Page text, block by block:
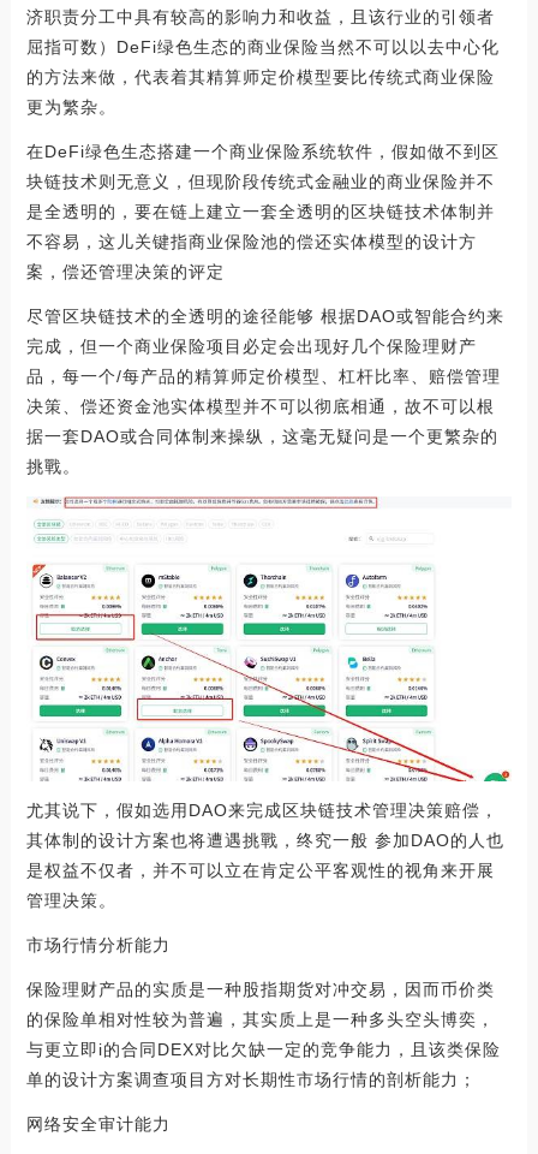
济职责分工中具有较高的影响力和收益，且该行业的引领者
屈指可数）DeFi绿色生态的商业保险当然不可以以去中心化
的方法来做，代表着其精算师定价模型要比传统式商业保险
更为繁杂。
在DeFi绿色生态搭建一个商业保险系统软件，假如做不到区
块链技术则无意义，但现阶段传统式金融业的商业保险并不
是全透明的，要在链上建立一套全透明的区块链技术体制并
不容易，这儿关键指商业保险池的偿还实体模型的设计方
案，偿还管理决策的评定
尽管区块链技术的全透明的途径能够 根据DAO或智能合约来
完成，但一个商业保险项目必定会出现好几个保险理财产
品，每一个/每产品的精算师定价模型、杠杆比率、赔偿管理
决策、偿还资金池实体模型并不可以彻底相通，故不可以根
据一套DAO或合同体制来操纵，这毫无疑问是一个更繁杂的
挑戰。
尤其说下，假如选用DAO来完成区块链技术管理决策赔偿，
其体制的设计方案也将遭遇挑戰，终究一般 参加DAO的人也
是权益不仅者，并不可以立在肯定公平客观性的视角来开展
管理决策。
市场行情分析能力
保险理财产品的实质是一种股指期货对冲交易，因而币价类
的保险单相对性较为普遍，其实质上是一种多头空头博奕，
与更立即i的合同DEX对比欠缺一定的竞争能力，且该类保险
单的设计方案调查项目方对长期性市场行情的剖析能力；
网络安全审计能力